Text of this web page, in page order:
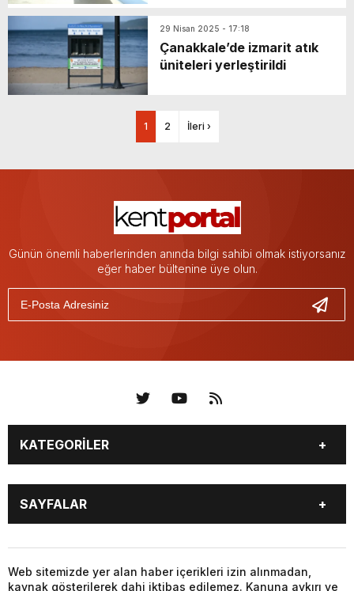
29 Nisan 2025 - 17:18
Çanakkale’de izmarit atık
üniteleri yerleştirildi
1 2 İleri ›
Günün önemli haberlerinden anında bilgi sahibi olmak istiyorsanız
eğer haber bültenine üye olun.
KATEGORİLER
KÜNYE BİZE ULAŞIN
SAYFALAR
Web sitemizde yer alan haber içerikleri izin alınmadan,
kaynak gösterilerek dahi iktibas edilemez. Kanuna aykırı ve